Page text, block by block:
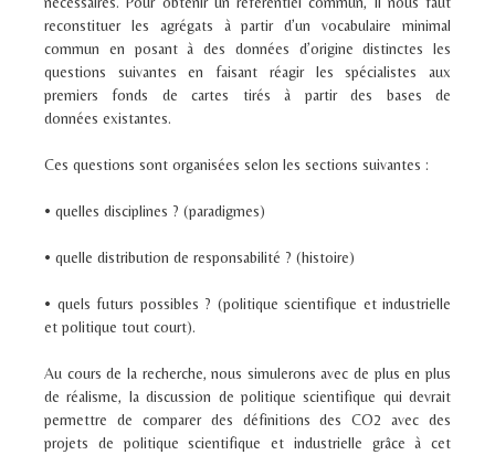
reconstituer les agrégats à partir d’un vocabulaire minimal
commun en posant à des données d’origine distinctes les
questions suivantes en faisant réagir les spécialistes aux
premiers fonds de cartes tirés à partir des bases de
données existantes.
Ces questions sont organisées selon les sections suivantes :
• quelles disciplines ? (paradigmes)
• quelle distribution de responsabilité ? (histoire)
• quels futurs possibles ? (politique scientifique et industrielle
et politique tout court).
Au cours de la recherche, nous simulerons avec de plus en plus
de réalisme, la discussion de politique scientifique qui devrait
permettre de comparer des définitions des CO2avec des
projets de politique scientifique et industrielle grâce à cet